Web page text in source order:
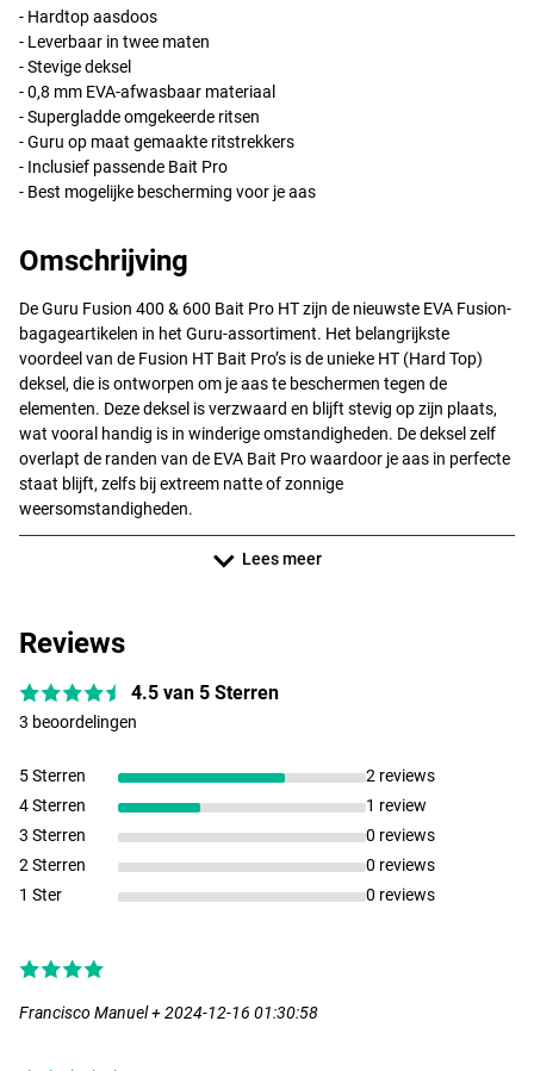
- Hardtop aasdoos
- Leverbaar in twee maten
- Stevige deksel
- 0,8 mm EVA-afwasbaar materiaal
- Supergladde omgekeerde ritsen
- Guru op maat gemaakte ritstrekkers
- Inclusief passende Bait Pro
- Best mogelijke bescherming voor je aas
Omschrijving
De Guru Fusion 400 & 600 Bait Pro HT zijn de nieuwste EVA Fusion-
bagageartikelen in het Guru-assortiment. Het belangrijkste
voordeel van de Fusion HT Bait Pro’s is de unieke HT (Hard Top)
deksel, die is ontworpen om je aas te beschermen tegen de
elementen. Deze deksel is verzwaard en blijft stevig op zijn plaats,
wat vooral handig is in winderige omstandigheden. De deksel zelf
overlapt de randen van de EVA Bait Pro waardoor je aas in perfecte
staat blijft, zelfs bij extreem natte of zonnige
weersomstandigheden.
De Fusion 400 HT wordt geleverd met een standaard 300 Bait Pro
Lees meer
Reviews
4.5 van 5 Sterren
3 beoordelingen
5 Sterren
2 reviews
4 Sterren
1 review
3 Sterren
0 reviews
2 Sterren
0 reviews
1 Ster
0 reviews
Francisco Manuel + 2024-12-16 01:30:58